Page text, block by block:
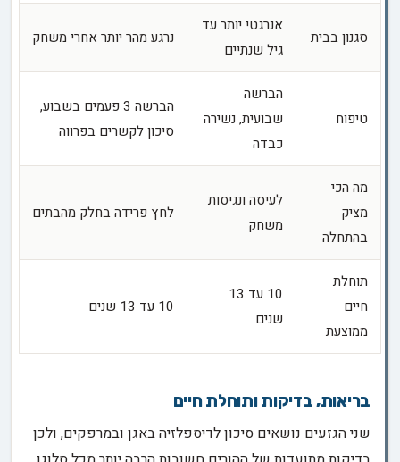
סגנון בבית
אנרגטי יותר עד
גיל שנתיים
נרגע מהר יותר אחרי משחק
טיפוח
הברשה
שבועית, נשירה
כבדה
הברשה 3 פעמים בשבוע,
סיכון לקשרים בפרווה
מה הכי
מציק
בהתחלה
לעיסה ונגיסות
משחק
לחץ פרידה בחלק מהבתים
תוחלת
חיים
ממוצעת
10 עד 13
שנים
10 עד 13 שנים
בריאות, בדיקות ותוחלת חיים
שני הגזעים נושאים סיכון לדיספלזיה באגן ובמרפקים, ולכן